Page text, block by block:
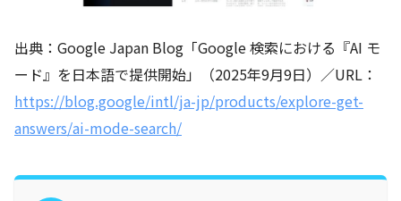
出典：Google Japan Blog「Google 検索における『AI モ
ード』を日本語で提供開始」（2025年9月9日）／URL：
https://blog.google/intl/ja-jp/products/explore-get-
answers/ai-mode-search/